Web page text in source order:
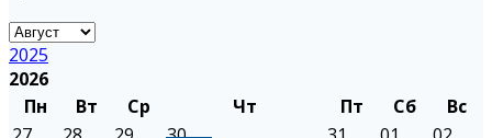
2025
2026
Пн
Вт Ср Чт Пт Сб
Вс